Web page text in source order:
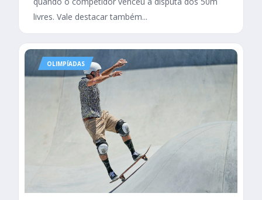
livres. Vale destacar também...
OLIMPÍADAS